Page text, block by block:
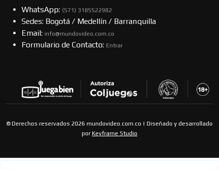
WhatsApp: (57​​1) 3185522982
Sedes: Bogotá / Medellín / Barranquilla
Email: info@mundovideo.com.co
Formulario de Contacto: Entrar
© Derechos reservados 2026 mundovideo.com.co | Diseñado y desarrollado
por Keyframe Studio